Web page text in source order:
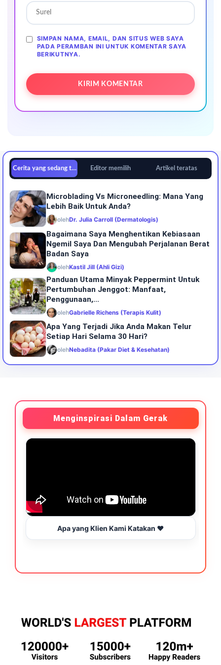
SIMPAN NAMA, EMAIL, DAN SITUS WEB SAYA
PADA PERAMBAN INI UNTUK KOMENTAR SAYA
BERIKUTNYA.
Cerita yang sedang tren Editor memilih Artikel teratas
Microblading Vs Microneedling: Mana Yang
Lebih Baik Untuk Anda?
olehDr. Julia Carroll (Dermatologis)
Bagaimana Saya Menghentikan Kebiasaan
Ngemil Saya Dan Mengubah Perjalanan Berat
Badan Saya
olehKastil Jill (Ahli Gizi)
Panduan Utama Minyak Peppermint Untuk
Pertumbuhan Jenggot: Manfaat,
Penggunaan,...
olehGabrielle Richens (Terapis Kulit)
Apa Yang Terjadi Jika Anda Makan Telur
Setiap Hari Selama 30 Hari?
olehNebadita (Pakar Diet & Kesehatan)
Menginspirasi Dalam Gerak
Apa yang Klien Kami Katakan ❤️